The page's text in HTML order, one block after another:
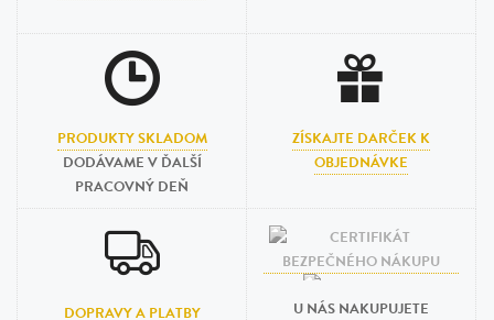
PRODUKTY SKLADOM
DODÁVAME V ĎALŠÍ
PRACOVNÝ DEŇ
ZÍSKAJTE DARČEK K
OBJEDNÁVKE
DOPRAVY A PLATBY
U NÁS NAKUPUJETE